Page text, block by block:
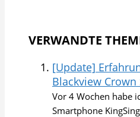
VERWANDTE
[Update]
Blackview
Vor 4 Wochen habe
Smartphone